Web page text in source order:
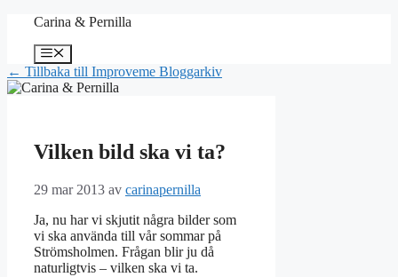
Hoppa
innehåll
Carina & Pernilla
Meny
← Tillbaka till Improveme Bloggarkiv
Vilken bild ska vi ta?
29 mar 2013 av carinapernilla
Ja, nu har vi skjutit några bilder som
vi ska använda till vår sommar på
Strömsholmen. Frågan blir ju då
naturligtvis – vilken ska vi ta.